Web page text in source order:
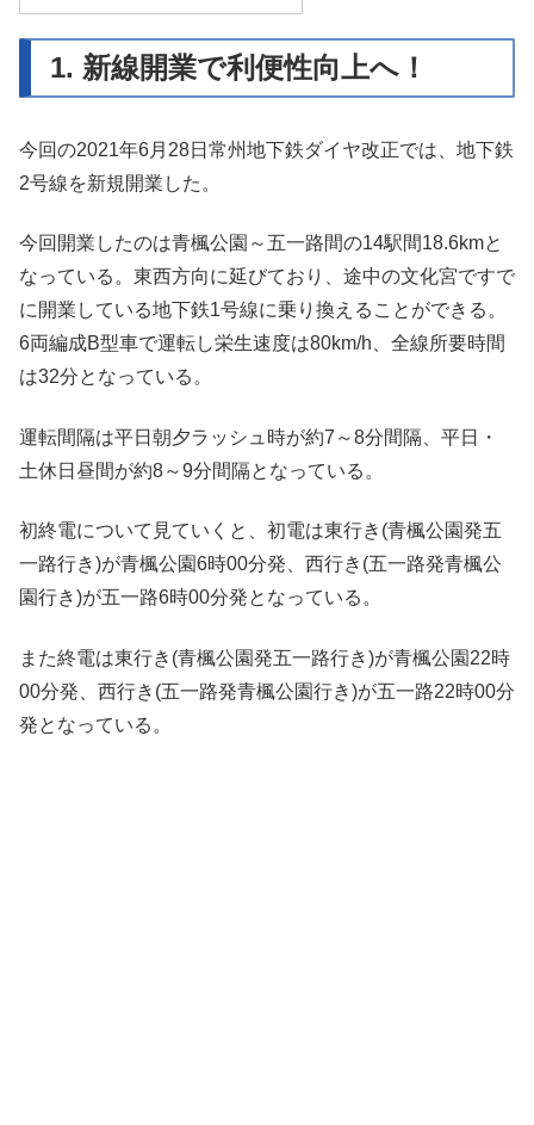
1. 新線開業で利便性向上へ！
今回の2021年6月28日常州地下鉄ダイヤ改正では、地下鉄
2号線を新規開業した。
今回開業したのは青楓公園～五一路間の14駅間18.6kmと
なっている。東西方向に延びており、途中の文化宮ですで
に開業している地下鉄1号線に乗り換えることができる。
6両編成B型車で運転し栄生速度は80km/h、全線所要時間
は32分となっている。
運転間隔は平日朝夕ラッシュ時が約7～8分間隔、平日・
土休日昼間が約8～9分間隔となっている。
初終電について見ていくと、初電は東行き(青楓公園発五
一路行き)が青楓公園6時00分発、西行き(五一路発青楓公
園行き)が五一路6時00分発となっている。
また終電は東行き(青楓公園発五一路行き)が青楓公園22時
00分発、西行き(五一路発青楓公園行き)が五一路22時00分
発となっている。